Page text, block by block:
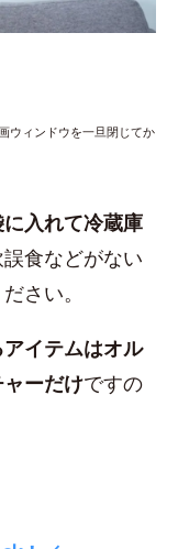
ウィンドウを一旦閉じてか
入れて冷蔵庫
食などがない
さい。
イテムはオル
ーだけですの